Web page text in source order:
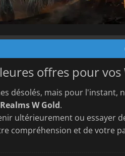
offres pour
désolés, mais pour l'instant,
W Gold.
ultérieurement ou essayer
compréhension et de votre